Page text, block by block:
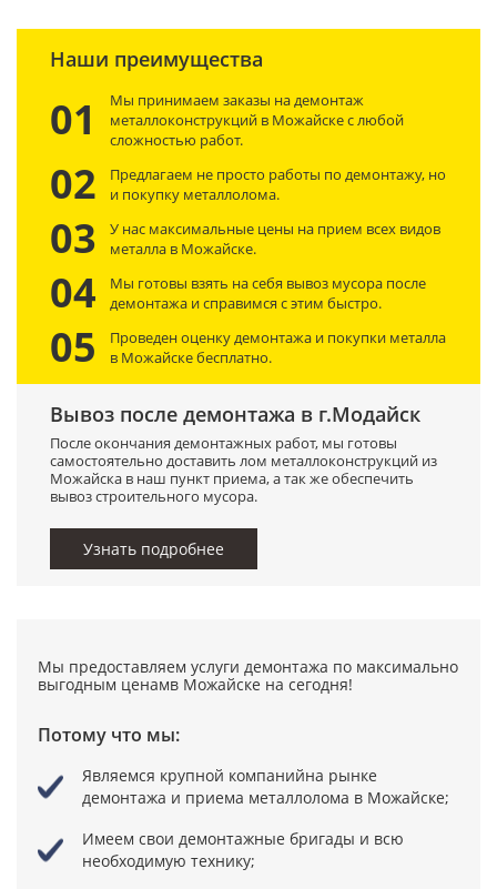
Наши преимущества
01
Мы принимаем заказы на демонтаж
металлоконструкций в Можайске с любой
сложностью работ.
02
Предлагаем не просто работы по демонтажу, но
и покупку металлолома.
03
У нас максимальные цены на прием всех видов
металла в Можайске.
04
Мы готовы взять на себя вывоз мусора после
демонтажа и справимся с этим быстро.
05
Проведен оценку демонтажа и покупки металла
в Можайске бесплатно.
Вывоз после демонтажа в г.Модайск
После окончания демонтажных работ, мы готовы
самостоятельно доставить лом металлоконструкций из
Можайска в наш пункт приема, а так же обеспечить
вывоз строительного мусора.
Узнать подробнее
Мы предоставляем услуги демонтажа по максимально
выгодным ценамв Можайске на сегодня!
Потому что мы:
Являемся крупной компанийна рынке
демонтажа и приема металлолома в Можайске;
Имеем свои демонтажные бригады и всю
необходимую технику;